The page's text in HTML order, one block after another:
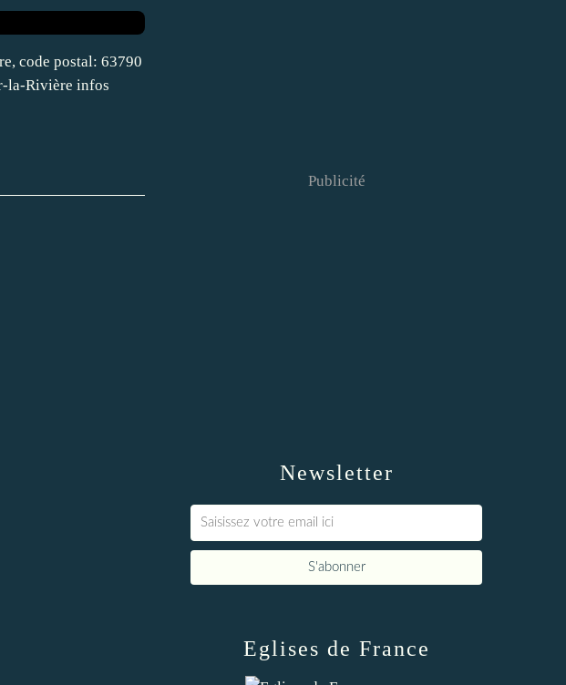
code postal: 63790
la-Rivière infos
Newsletter
Publicité
Eglises de France